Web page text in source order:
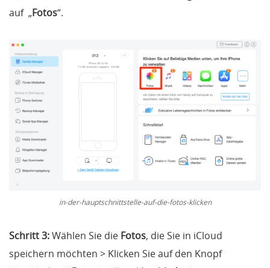
auf „Fotos“.
in-der-hauptschnittstelle-auf-die-fotos-klicken
Schritt 3:Wählen Sie die Fotos, die Sie in iCloud
speichern möchten > Klicken Sie auf den Knopf